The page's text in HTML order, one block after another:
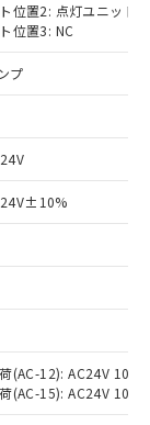
位置2: 点灯ユニット
位置3: NC
プ
(AC-12): AC24V 10A/
(AC-15): AC24V
うえ
）の
品で
の非含
ある
質）の
す予